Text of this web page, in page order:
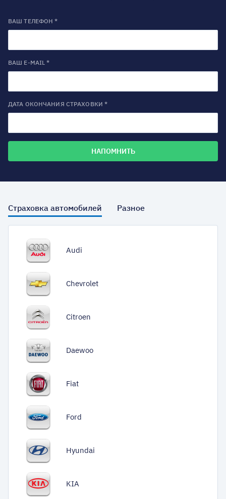
ВАШ ТЕЛЕФОН *
ВАШ E-MAIL *
ДАТА ОКОНЧАНИЯ СТРАХОВКИ *
Страховка автомобилей Разное
Audi
Chevrolet
Citroen
Daewoo
Fiat
Ford
Hyundai
KIA